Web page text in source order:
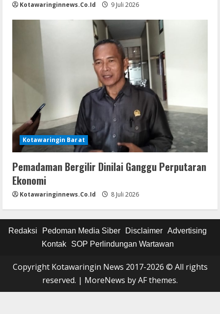
Kotawaringinnews.co.id 9 Juli 2026
Kotawaringin Barat
Pemadaman Bergilir Dinilai Ganggu Perputaran
Ekonomi
Kotawaringinnews.co.id 8 Juli 2026
Redaksi Pedoman Media Siber Disclaimer Advertising
Kontak
SOP Perlindungan Wartawan
Copyright Kotawaringin News 2017-2026 © All rights
reserved. | MoreNews by AF themes.